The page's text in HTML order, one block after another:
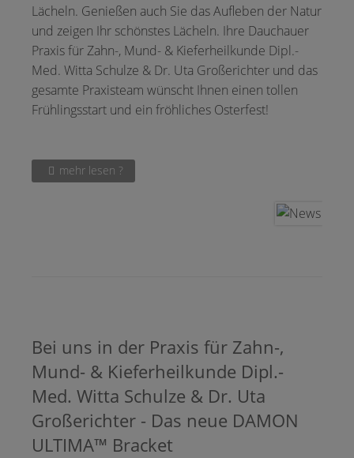
Lächeln. Genießen auch Sie das Aufleben der Natur
und zeigen Ihr schönstes Lächeln. Ihre Dauchauer
Praxis für Zahn-, Mund- & Kieferheilkunde Dipl.-
Med. Witta Schulze & Dr. Uta Großerichter und das
gesamte Praxisteam wünscht Ihnen einen tollen
Frühlingsstart und ein fröhliches Osterfest!
mehr lesen ?
Bei uns in der Praxis für Zahn-,
Mund- & Kieferheilkunde Dipl.-
Med. Witta Schulze & Dr. Uta
Großerichter - Das neue DAMON
ULTIMA™ Bracket